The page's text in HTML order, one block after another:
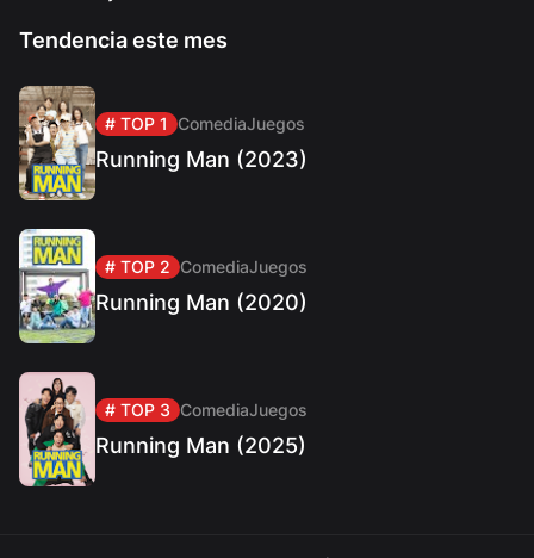
Tendencia este mes
# TOP 1 ComediaJuegos
Running Man (2023)
# TOP 2 ComediaJuegos
Running Man (2020)
# TOP 3 ComediaJuegos
Running Man (2025)